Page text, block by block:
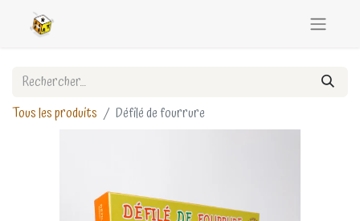
Tous les produits Défilé de fourrure